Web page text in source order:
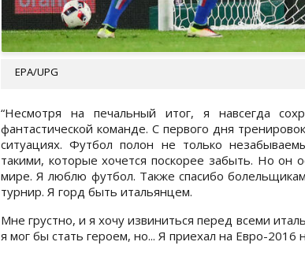
EPA/UPG
“Несмотря на печальный итог, я навсегда
фантастической команде. С первого дня
ситуациях. Футбол полон не только
такими, которые хочется поскорее забыть. Но он
мире. Я люблю футбол. Также спасибо
турнир. Я горд быть итальянцем.
Мне грустно, и я хочу извиниться перед всеми
я мог бы стать героем, но... Я приехал на Евро-2016